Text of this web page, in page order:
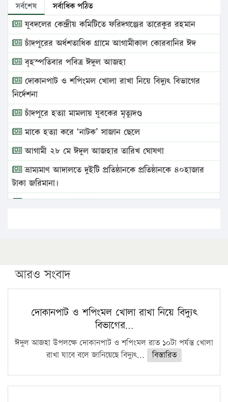
সর্বশেষ সর্বাধিক পঠিত
যুবদলের কেন্দ্রীয় কমিটিতে ফরিদগঞ্জের তারেকুর রহমান
চাঁদপুরের অর্ধশতাধিক গ্রামে আগামীকাল কোরবানির ঈদ
বৃহস্পতিবার পবিত্র ঈদুল আজহা
দোকানপাট ও শপিংমল খোলা রাখা নিয়ে বিদ্যুৎ বিভাগের
নির্দেশনা
চাঁদপুরে হত্যা মামলায় যুবকের মৃত্যুদণ্ড
মাকে হত্যা করে ‘নাটক’ সাজান ছেলে
আগামী ২৮ মে ঈদুল আজহার তারিখ ঘোষণা
ভ্রাম্যমাণ আদালতে দুইটি প্রতিষ্ঠানকে প্রতিষ্ঠানকে ৪০হাজার
টাকা জরিমানা।
এবার লঞ্চের ভাড়া বাড়ল
পিএইচডি করছেন কুয়েটের কৃতি…
সারা দেশে বজ্রাঘাতে ১৪ জনের প্রাণহানি
কঠোর হচ্ছে এসএসসি ও এইচএসসি পরীক্ষা
ফরিদগঞ্জে আগুনে পুড়লো ৬ ব্যবসা প্রতিষ্ঠান
আরও সংবাদ
দোকানপাট ও শপিংমল খোলা রাখা নিয়ে বিদ্যুৎ
বিভাগের…
ঈদুল আজহা উপলক্ষে দোকানপাট ও শপিংমল রাত ১০টা পর্যন্ত খোলা
রাখা যাবে বলে জানিয়েছে বিদ্যুৎ...
বিস্তারিত